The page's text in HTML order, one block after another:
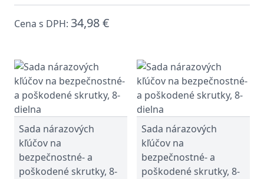
Cena s DPH: 34,98 €
Sada nárazových
kľúčov na
bezpečnostné- a
poškodené skrutky, 8-
Sada nárazových
kľúčov na
bezpečnostné- a
poškodené skrutky, 8-